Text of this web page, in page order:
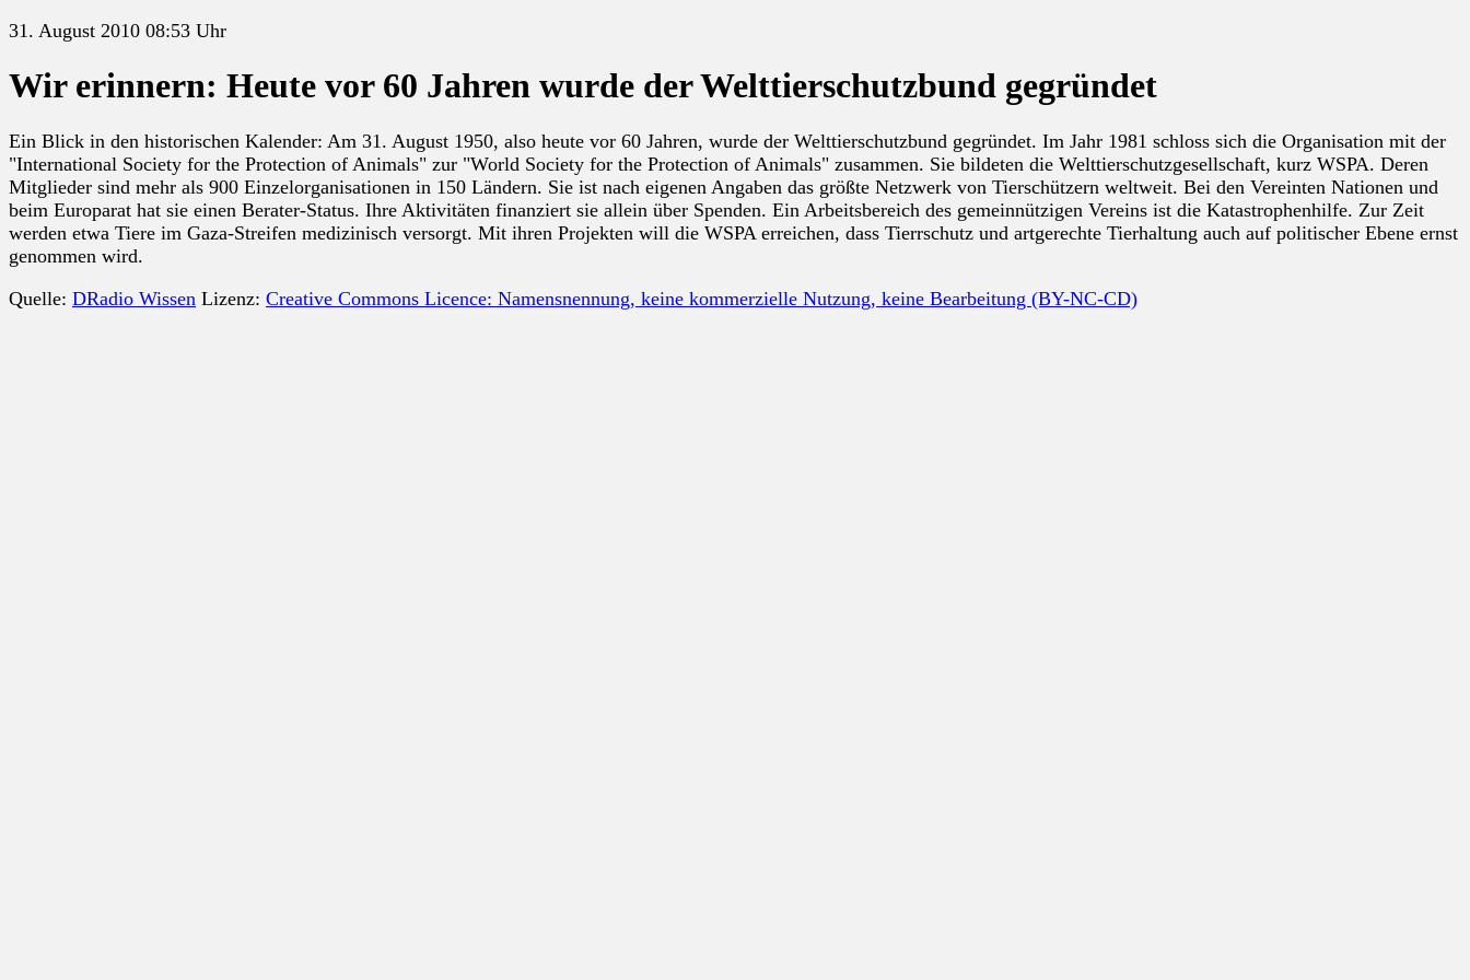
31. August 2010 08:53 Uhr
Wir erinnern: Heute vor 60 Jahren wurde der Welttierschutzbund gegründet
Ein Blick in den historischen Kalender: Am 31. August 1950, also heute vor 60 Jahren, wurde der Welttierschutzbund gegründet. Im Jahr 1981 schloss sich die Organisation mit der
"International Society for the Protection of Animals" zur "World Society for the Protection of Animals" zusammen. Sie bildeten die Welttierschutzgesellschaft, kurz WSPA. Deren
Mitglieder sind mehr als 900 Einzelorganisationen in 150 Ländern. Sie ist nach eigenen Angaben das größte Netzwerk von Tierschützern weltweit. Bei den Vereinten Nationen und
beim Europarat hat sie einen Berater-Status. Ihre Aktivitäten finanziert sie allein über Spenden. Ein Arbeitsbereich des gemeinnützigen Vereins ist die Katastrophenhilfe. Zur Zeit
werden etwa Tiere im Gaza-Streifen medizinisch versorgt. Mit ihren Projekten will die WSPA erreichen, dass Tierrschutz und artgerechte Tierhaltung auch auf politischer Ebene ernst
genommen wird.
Quelle: DRadio Wissen Lizenz: Creative Commons Licence: Namensnennung, keine kommerzielle Nutzung, keine Bearbeitung (BY-NC-CD)